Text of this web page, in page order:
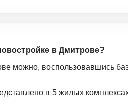
в Дмитрове?
можно, воспользовавшись
в 5 жилых